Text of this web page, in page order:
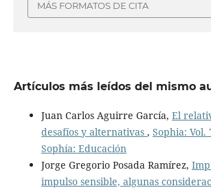
MÁS FORMATOS DE CITA
Artículos más leídos del mismo
Juan Carlos Aguirre García, El
desafíos y alternativas , Sophia: Vol.
Sophía: Educación
Jorge Gregorio Posada Ramírez,
impulso sensible, algunas